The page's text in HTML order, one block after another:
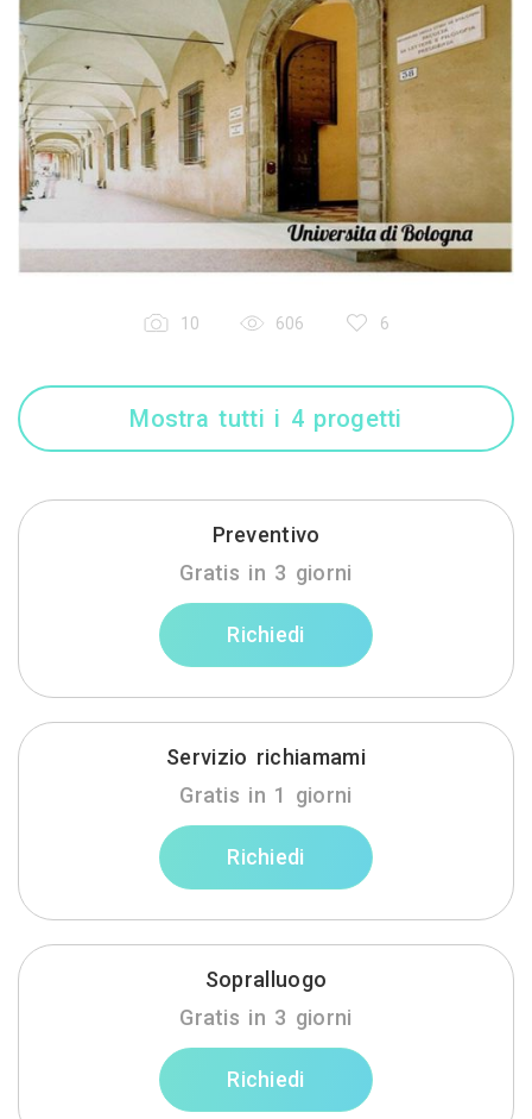
10 606 6
Mostra tutti i 4 progetti
Preventivo
Gratis in 3 giorni
Richiedi
Servizio richiamami
Gratis in 1 giorni
Richiedi
Sopralluogo
Gratis in 3 giorni
Richiedi